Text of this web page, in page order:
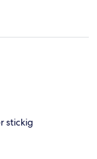
stickig